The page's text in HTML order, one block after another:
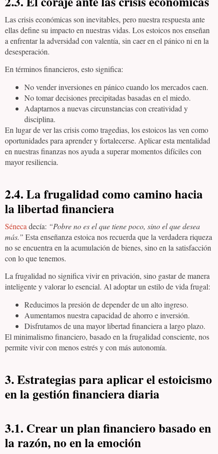
Las crisis económicas son inevitables, pero nuestra respuesta ante
ellas define su impacto en nuestras vidas. Los estoicos nos enseñan
a enfrentar la adversidad con valentía, sin caer en el pánico ni en la
desesperación.
En términos financieros, esto significa:
No vender inversiones en pánico cuando los mercados caen.
No tomar decisiones precipitadas basadas en el miedo.
Adaptarnos a nuevas circunstancias con creatividad y
disciplina.
En lugar de ver las crisis como tragedias, los estoicos las ven como
oportunidades para aprender y fortalecerse. Aplicar esta mentalidad
en nuestras finanzas nos ayuda a superar momentos difíciles con
mayor resiliencia.
2.4. La frugalidad como camino hacia
la libertad financiera
Séneca decía: “Pobre no es el que tiene poco, sino el que desea
más.” Esta enseñanza estoica nos recuerda que la verdadera riqueza
no se encuentra en la acumulación de bienes, sino en la satisfacción
con lo que tenemos.
La frugalidad no significa vivir en privación, sino gastar de manera
inteligente y valorar lo esencial. Al adoptar un estilo de vida frugal:
Reducimos la presión de depender de un alto ingreso.
Aumentamos nuestra capacidad de ahorro e inversión.
Disfrutamos de una mayor libertad financiera a largo plazo.
El minimalismo financiero, basado en la frugalidad consciente, nos
permite vivir con menos estrés y con más autonomía.
3. Estrategias para aplicar el estoicismo
en la gestión financiera diaria
3.1. Crear un plan financiero basado en
la razón, no en la emoción